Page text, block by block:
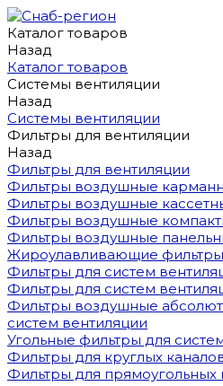
Каталог товаров
Назад
Каталог товаров
Системы вентиляции
Назад
Системы вентиляции
Фильтры для вентиляции
Назад
Фильтры для вентиляции
Фильтры воздушные
Фильтры воздушные
Фильтры воздушные
Фильтры воздушные
Жироулавливающие
Фильтры для систем
Фильтры для систем
Фильтры воздушные
систем вентиляции
Угольные фильтры для
Фильтры для круглых
Фильтры для прямоугольных